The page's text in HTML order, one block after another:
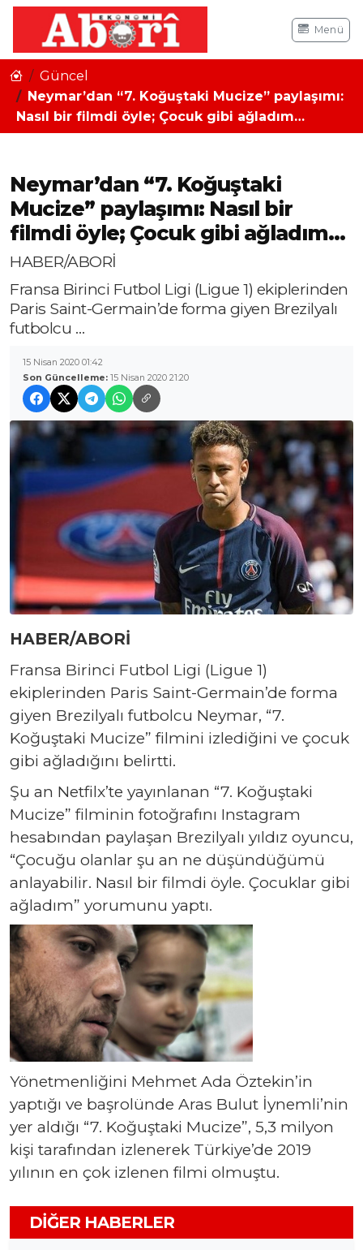
Menü
Güncel
Neymar’dan “7. Koğuştaki Mucize” paylaşımı:
Nasıl bir filmdi öyle; Çocuk gibi ağladım…
Neymar’dan “7. Koğuştaki
Mucize” paylaşımı: Nasıl bir
filmdi öyle; Çocuk gibi ağladım…
HABER/ABORİ
Fransa Birinci Futbol Ligi (Ligue 1) ekiplerinden
Paris Saint-Germain’de forma giyen Brezilyalı
futbolcu …
15 Nisan 2020 01:42
Son Güncelleme: 15 Nisan 2020 21:20
HABER/ABORİ
Fransa Birinci Futbol Ligi (Ligue 1)
ekiplerinden Paris Saint-Germain’de forma
giyen Brezilyalı futbolcu Neymar, “7.
Koğuştaki Mucize” filmini izlediğini ve çocuk
gibi ağladığını belirtti.
Şu an Netfilx’te yayınlanan “7. Koğuştaki
Mucize” filminin fotoğrafını Instagram
hesabından paylaşan Brezilyalı yıldız oyuncu,
“Çocuğu olanlar şu an ne düşündüğümü
anlayabilir. Nasıl bir filmdi öyle. Çocuklar gibi
ağladım” yorumunu yaptı.
Yönetmenliğini Mehmet Ada Öztekin’in
yaptığı ve başrolünde Aras Bulut İynemli’nin
yer aldığı “7. Koğuştaki Mucize”, 5,3 milyon
kişi tarafından izlenerek Türkiye’de 2019
yılının en çok izlenen filmi olmuştu.
DIĞER HABERLER